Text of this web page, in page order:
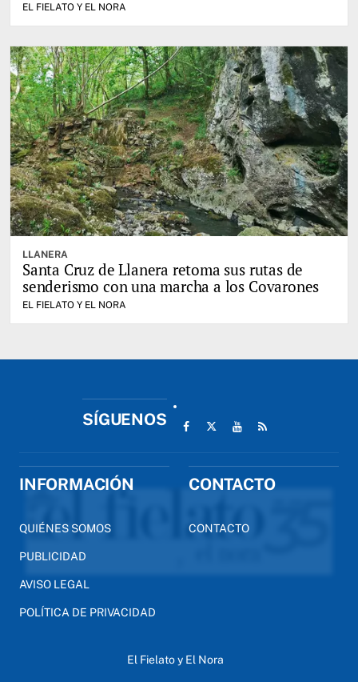
EL FIELATO Y EL NORA
LLANERA
Santa Cruz de Llanera retoma sus rutas de
senderismo con una marcha a los Covarones
EL FIELATO Y EL NORA
SÍGUENOS
INFORMACIÓN
QUIÉNES SOMOS
PUBLICIDAD
AVISO LEGAL
POLÍTICA DE PRIVACIDAD
CONTACTO
CONTACTO
El Fielato y El Nora